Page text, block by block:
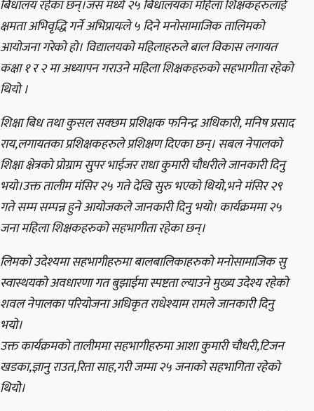
बिधालय रहेका छन्।जस मध्ये २५ बिधालयका महिला शिक्षकहरुलाई
क्षमता अभिवृद्धि गर्ने अभिप्रायःले ५ दिने मनोसामाजिक तालिमको
आयोजना गरेको हो। विद्यालयको महिलाहरुले बाल विकास लगायत
कक्षा १ र २ मा अध्यापन गराउने महिला शिक्षकहरुको सहभागीता रहेको
थियो ।
शिक्षा बिध तथा कुसल सक्छम प्रशिक्षक फनिन्द्र अधिकारी, मनिष प्रसाद
राय,लगायतका प्रशिक्षकहरुले प्रशिक्षण दिएका छन्। सबल नेपालको
शिक्षा क्षेत्रको प्रोग्राम सुपर भाईजर राधा कुमारी चौधरीले जानकारी दिनु
भयो।उक्त तालीम मंसिर २५ गते देखि सुरु भएको थियोे,भने मंसिर २९
गते सम्म सम्पन्न हुने आयोजकले जानकारी दिनु भयो। कार्यक्रममा २५
जना महिला शिक्षकहरुको सहभागीता रहेका छन्।
लिमको उदेश्यमा सहभागीहरुमा बालबालिकाहरुको मनोसामाजिक सु
स्वास्थयको अवधारणा गत बुझाईमा स्पष्टता ल्याउने मुख्य उदेश्य रहेको
शवल नेपालका परियोजना अधिकृत राधेश्याम रामले जानकारी दिनु
भयो।
उक्त कार्यक्रमको तालीममा सहभागीहरुमा आशा कुमारी चौधरी,टिजन
खडका,ज्ञानु राउत,रिता साह,गरी जम्मा २५ जनाको सहभागिता रहेको
थियोे।